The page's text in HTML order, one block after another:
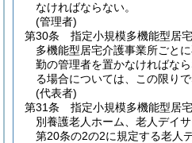
なければならない。
(管理者)
第30条
指定小規模多機能型居
多機能型居宅介護事業所ごと
勤の管理者を置かなければなら
る場合については、この限りで
(代表者)
第31条
指定小規模多機能型居
別養護老人ホーム、老人デイ
第20条の2の2に規定する老人